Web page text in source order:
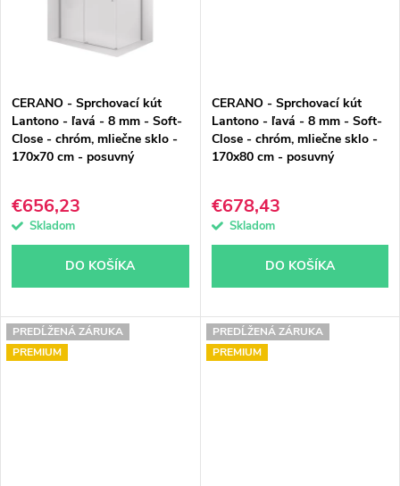
CERANO - Sprchovací kút
Lantono - ľavá - 8 mm - Soft-
Close - chróm, mliečne sklo -
170x70 cm - posuvný
€656,23
Skladom
DO KOŠÍKA
CERANO - Sprchovací kút
Lantono - ľavá - 8 mm - Soft-
Close - chróm, mliečne sklo -
170x80 cm - posuvný
€678,43
Skladom
DO KOŠÍKA
PREDĹŽENÁ ZÁRUKA
PREMIUM
PREDĹŽENÁ ZÁRUKA
PREMIUM